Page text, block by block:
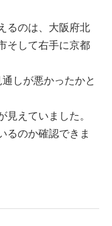
るのは、大阪府北
そして右手に京都
しが悪かったかと
えていました。
るのか確認できま